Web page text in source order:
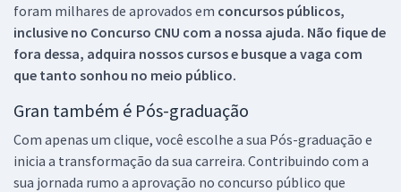
foram milhares de aprovados em concursos públicos,
inclusive no Concurso CNU com a nossa ajuda. Não fique de
fora dessa, adquira nossos cursos e busque a vaga com
que tanto sonhou no meio público.
Gran também é Pós-graduação
Com apenas um clique, você escolhe a sua Pós-graduação e
inicia a transformação da sua carreira. Contribuindo com a
sua jornada rumo a aprovação no concurso público que